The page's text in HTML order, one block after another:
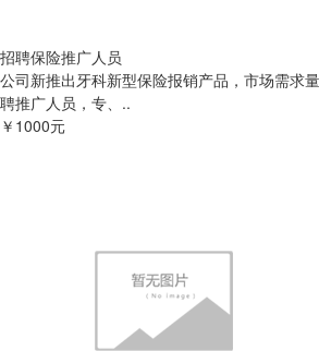
招聘保险推广人员
公司新推出牙科新型保险报销产品，市场需求
聘推广人员，专、..
￥1000元